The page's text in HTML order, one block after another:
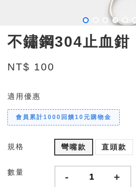
不鏽鋼304止血鉗
NT$ 100
適用優惠
會員累計1000回饋10元購物金
規格 彎嘴款 直頭款
數量 - +